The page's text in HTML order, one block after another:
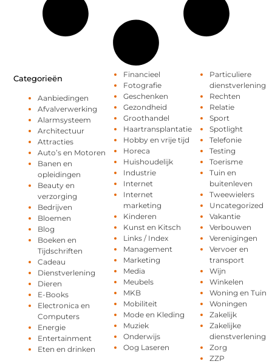
Categorieën
Aanbiedingen
Afvalverwerking
Alarmsysteem
Architectuur
Attracties
Auto’s en Motoren
Banen en
opleidingen
Beauty en
verzorging
Bedrijven
Bloemen
Blog
Boeken en
Tijdschriften
Cadeau
Dienstverlening
Dieren
E-Books
Electronica en
Computers
Energie
Entertainment
Eten en drinken
Financieel
Fotografie
Geschenken
Gezondheid
Groothandel
Haartransplantatie
Hobby en vrije tijd
Horeca
Huishoudelijk
Industrie
Internet
Internet
marketing
Kinderen
Kunst en Kitsch
Links / Index
Management
Marketing
Media
Meubels
MKB
Mobiliteit
Mode en Kleding
Muziek
Onderwijs
Oog Laseren
Particuliere
dienstverlening
Rechten
Relatie
Sport
Spotlight
Telefonie
Testing
Toerisme
Tuin en
buitenleven
Tweewielers
Uncategorized
Vakantie
Verbouwen
Verenigingen
Vervoer en
transport
Wijn
Winkelen
Woning en Tuin
Woningen
Zakelijk
Zakelijke
dienstverlening
Zorg
ZZP